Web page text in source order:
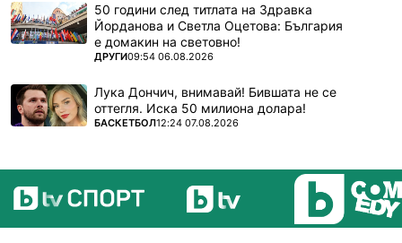
50 години след титлата на Здравка
Йорданова и Светла Оцетова: България
е домакин на световно!
ПОВЕЧЕ ОТ
ДРУГИ09:54 06.08.2026
Лука Дончич, внимавай! Бившата не се
оттегля. Иска 50 милиона долара!
ПОВЕЧЕ ОТ
БАСКЕТБОЛ12:24 07.08.2026